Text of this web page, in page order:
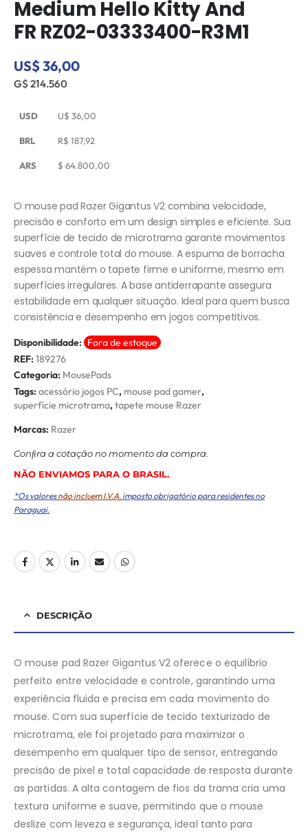
Medium Hello Kitty And
FR RZ02-03333400-R3M1
US$ 36,00
G$ 214.560
USD U$ 36,00
BRL R$ 187,92
ARS $ 64.800,00
O mouse pad Razer Gigantus V2 combina velocidade,
precisão e conforto em um design simples e eficiente. Sua
superfície de tecido de microtrama garante movimentos
suaves e controle total do mouse. A espuma de borracha
espessa mantém o tapete firme e uniforme, mesmo em
superfícies irregulares. A base antiderrapante assegura
estabilidade em qualquer situação. Ideal para quem busca
consistência e desempenho em jogos competitivos.
Disponibilidade: Fora de estoque
REF: 189276
Categoria: MousePads
Tags: acessório jogos PC, mouse pad gamer,
superfície microtrama,tapete mouse Razer
Marcas: Razer
Conﬁra a cotação no momento da compra.
NÃO ENVIAMOS PARA O BRASIL.
*Os valoresnão incluem I.V.A. imposto obrigatório para residentes no
Paraguai.
DESCRIÇÃO
O mouse pad Razer Gigantus V2 oferece o equilíbrio
perfeito entre velocidade e controle, garantindo uma
experiência fluida e precisa em cada movimento do
mouse. Com sua superfície de tecido texturizado de
microtrama, ele foi projetado para maximizar o
desempenho em qualquer tipo de sensor, entregando
precisão de pixel e total capacidade de resposta durante
as partidas. A alta contagem de fios da trama cria uma
textura uniforme e suave, permitindo que o mouse
deslize com leveza e segurança, ideal tanto para